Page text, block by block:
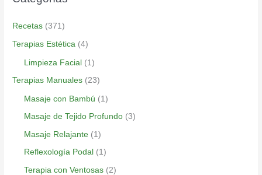
Recetas (371)
Terapias Estética (4)
Limpieza Facial (1)
Terapias Manuales (23)
Masaje con Bambú (1)
Masaje de Tejido Profundo (3)
Masaje Relajante (1)
Reflexología Podal (1)
Terapia con Ventosas (2)